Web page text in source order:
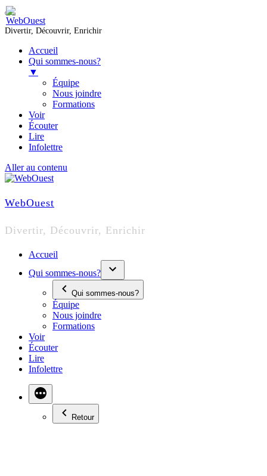
Divertir, Découvrir, Enrichir
Accueil
Qui sommes-nous?
▼
Équipe
Nous joindre
Formations
Voir
Écouter
Lire
Infolettre
Aller au contenu
WebOuest
Divertir, Découvrir, Enrichir
Accueil
Qui sommes-nous?
Qui sommes-nous?
Équipe
Nous joindre
Formations
Voir
Écouter
Lire
Infolettre
Retour